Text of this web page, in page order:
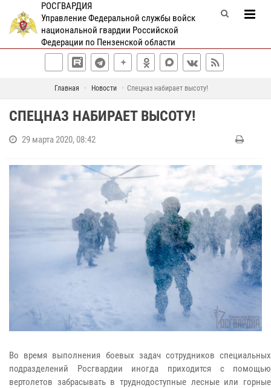
РОСГВАРДИЯ
Управление Федеральной службы войск
национальной гвардии Российской
Федерации по Пензенской области
Главная Новости Спецназ набирает высоту!
СПЕЦНАЗ НАБИРАЕТ ВЫСОТУ!
29 марта 2020, 08:42
Во время выполнения боевых задач сотрудников специальных
подразделений Росгвардии иногда приходится с помощью
вертолетов забрасывать в труднодоступные лесные или горные